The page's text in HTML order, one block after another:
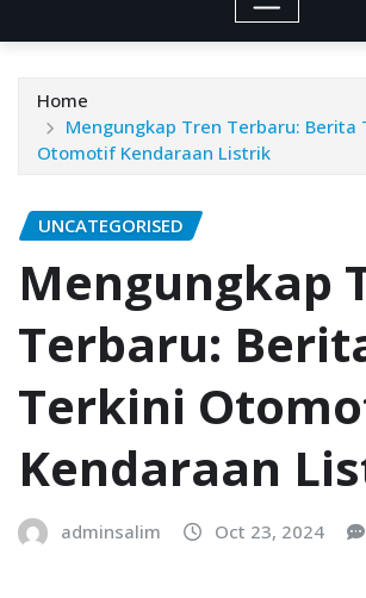
Home
Mengungkap Tren Terbaru: Berita
Otomotif Kendaraan Listrik
UNCATEGORISED
Mengungkap
Terbaru:
Terkini
Kendaraan
adminsalim Oct 23, 2024